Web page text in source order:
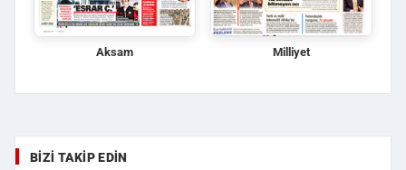
Aksam Milliyet
BIZI TAKIP EDIN